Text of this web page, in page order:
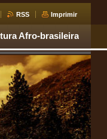
RSS Imprimir
Afro-brasileira